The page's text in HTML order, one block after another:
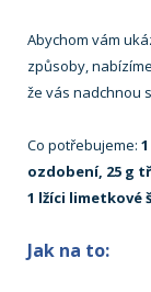
Abychom vám
způsoby,
že vás nadchnou
Co potřebujeme:
ozdobení, 25 g
1 lžíci limetkové
Jak na to: